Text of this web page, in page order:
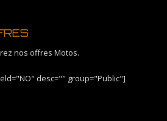
nos offres Motos.
desc="" group="Public"]